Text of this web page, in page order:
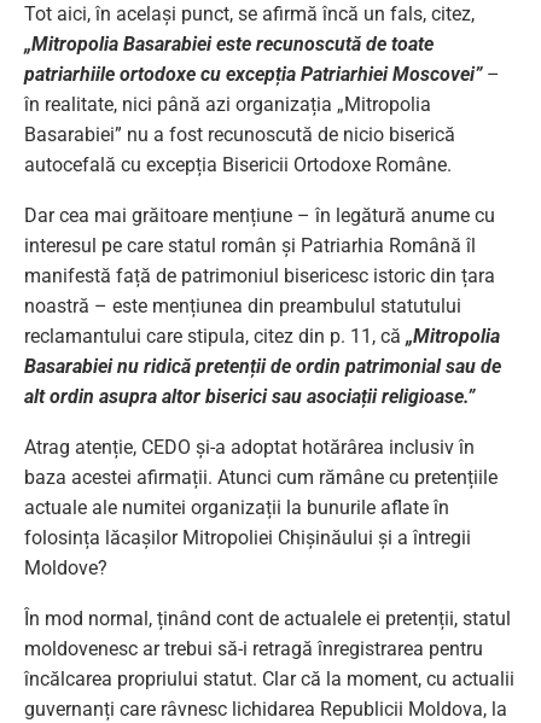
Tot aici, în același punct, se afirmă încă un fals, citez,
„Mitropolia Basarabiei este recunoscută de toate
patriarhiile ortodoxe cu excepția Patriarhiei Moscovei”–
în realitate, nici până azi organizația „Mitropolia
Basarabiei” nu a fost recunoscută de nicio biserică
autocefală cu excepția Bisericii Ortodoxe Române.
Dar cea mai grăitoare mențiune – în legătură anume cu
interesul pe care statul român și Patriarhia Română îl
manifestă față de patrimoniul bisericesc istoric din țara
noastră – este mențiunea din preambulul statutului
reclamantului care stipula, citez din p. 11, că „Mitropolia
Basarabiei nu ridică pretenții de ordin patrimonial sau de
alt ordin asupra altor biserici sau asociații religioase.”
Atrag atenție, CEDO și-a adoptat hotărârea inclusiv în
baza acestei afirmații. Atunci cum rămâne cu pretențiile
actuale ale numitei organizații la bunurile aflate în
folosința lăcașilor Mitropoliei Chișinăului și a întregii
Moldove?
În mod normal, ținând cont de actualele ei pretenții, statul
moldovenesc ar trebui să-i retragă înregistrarea pentru
încălcarea propriului statut. Clar că la moment, cu actualii
guvernanți care râvnesc lichidarea Republicii Moldova, la